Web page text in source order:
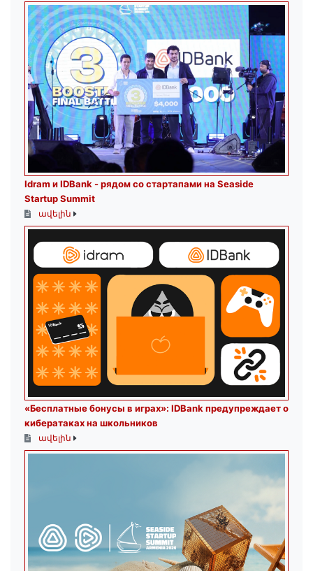
Idram и IDBank - рядом со стартапами на Seaside
Startup Summit
ավելին
«Бесплатные бонусы в играх»: IDBank предупреждает о
кибератаках на школьников
ավելին